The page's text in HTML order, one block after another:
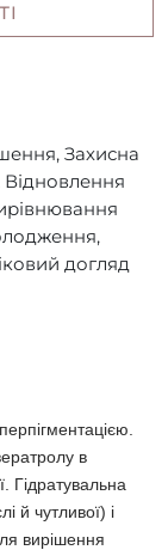
Захисна
Відновлення
догляд
в
Гідратувальна
й чутливої) і
вирішення